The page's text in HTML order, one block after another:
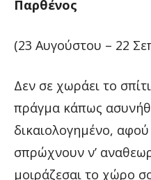
Παρθένος
(23 Αυγούστου – 22
Δεν σε χωράει το
πράγμα κάπως
δικαιολογημένο,
σπρώχνουν ν’
μοιράζεσαι το χώρο